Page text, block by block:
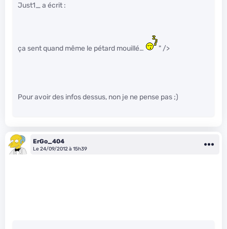
Just1_ a écrit :
ça sent quand même le pétard mouillé… " />
Pour avoir des infos dessus, non je ne pense pas ;)
ErGo_404
Le 24/09/2012 à 15h39